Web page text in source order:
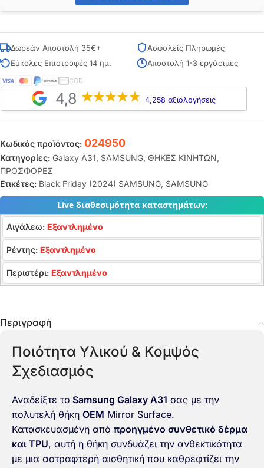
Δωρεάν Αποστολή 35€+
Ασφαλείς Πληρωμές
Εύκολες Επιστροφές 14 ημ.
Αποστολή 1-3 εργάσιμες
COD
4,8 4,258 αξιολογήσεις
Κωδικός προϊόντος: 024950
Κατηγορίες: Galaxy A31, SAMSUNG, ΘΗΚΕΣ ΚΙΝΗΤΩΝ,
ΠΡΟΣΦΟΡΕΣ
Ετικέτες: Black Friday (2024) SAMSUNG, SAMSUNG
Live διαθεσιμότητα καταστημάτων:
Αιγάλεω: Εξαντλημένο
Ρέντης: Εξαντλημένο
Περιστέρι: Εξαντλημένο
Περιγραφή
Ποιότητα Υλικού & Κομψός
Σχεδιασμός
Αναδείξτε το Samsung Galaxy A31 σας με την
πολυτελή θήκη OEM Mirror Surface.
Κατασκευασμένη από προηγμένο συνθετικό δέρμα
και TPU, αυτή η θήκη συνδυάζει την ανθεκτικότητα
με μια αστραφτερή αισθητική που καθρεφτίζει την